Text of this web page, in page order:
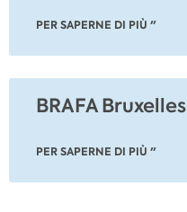
PER SAPERNE DI PIÙ "
BRAFA Bruxelles
PER SAPERNE DI PIÙ "